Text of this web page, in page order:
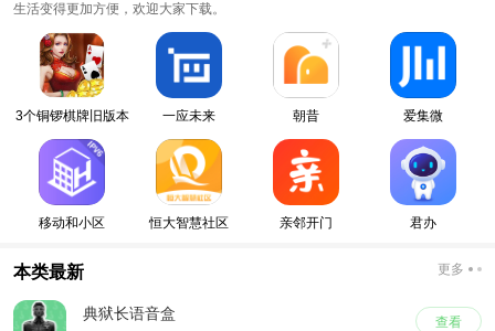
生活变得更加方便，欢迎大家下载。
3个铜锣棋牌旧版本 一应未来 朝昔 爱集微
移动和小区 恒大智慧社区 亲邻开门 君办
本类最新 更多
查看
典狱长语音盒